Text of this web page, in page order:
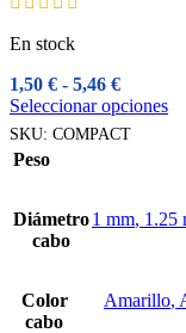
En stock
1,50 € - 5,46 €Rango
de
precios:
5,46 €
Seleccionar opciones
SKU: COMPACT
Peso
Diámetro
cabo
1 mm, 1.25
Color
cabo
Amarillo,